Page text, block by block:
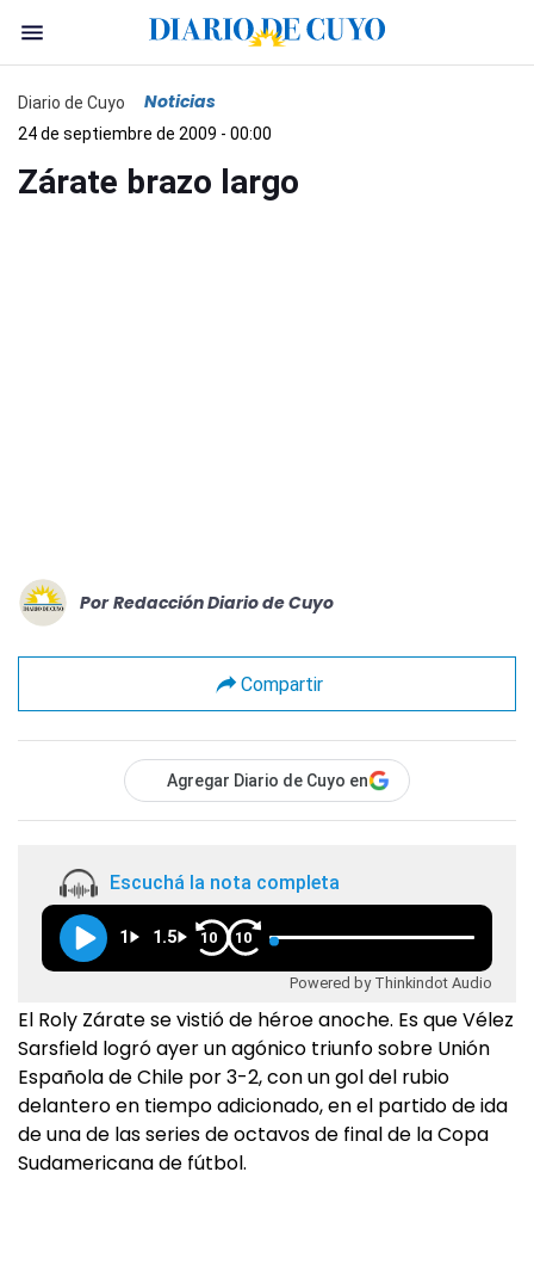
Diario de Cuyo Noticias
24 de septiembre de 2009 - 00:00
Zárate brazo largo
Por Redacción Diario de Cuyo
Compartir
Agregar Diario de Cuyo en
Escuchá la nota completa
1 1.5 10 10
Powered by Thinkindot Audio
El Roly Zárate se vistió de héroe anoche. Es que Vélez
Sarsfield logró ayer un agónico triunfo sobre Unión
Española de Chile por 3-2, con un gol del rubio
delantero en tiempo adicionado, en el partido de ida
de una de las series de octavos de final de la Copa
Sudamericana de fútbol.